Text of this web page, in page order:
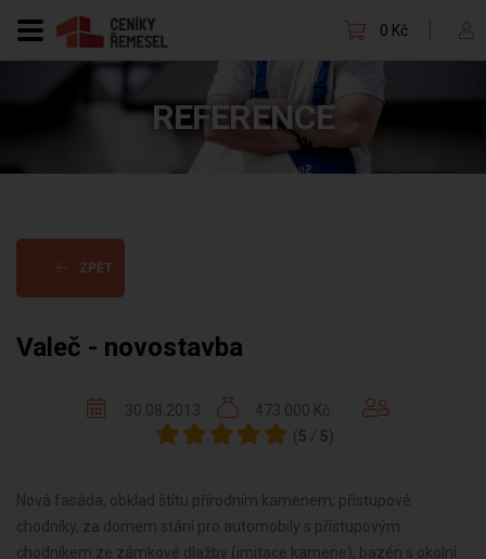
0 Kč
REFERENCE
ZPĚT
Valeč - novostavba
30.08.2013
473 000 Kč
( 5 / 5)
Nová fasáda, obklad štítu přírodním kamenem, přístupové
chodníky, za domem stání pro automobily s přístupovým
chodníkem ze zámkové dlažby (imitace kamene), bazén s okolní